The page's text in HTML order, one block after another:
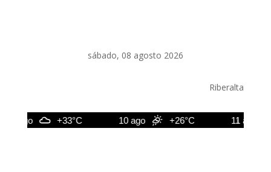
sábado, 08 agosto 2026
Riberalta
+33°C 10 ago +26°C 11 ago